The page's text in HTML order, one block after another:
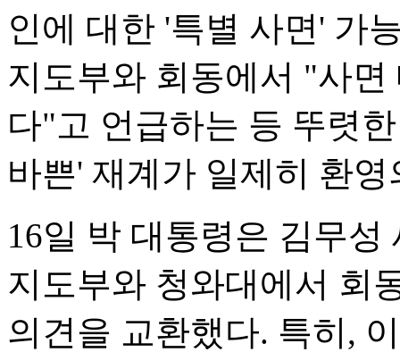
인에 대한 '특별 사면' 가
지도부와 회동에서 "사
다"고 언급하는 등 뚜렷
바쁜' 재계가 일제히 환
16일 박 대통령은 김무
지도부와 청와대에서 회
의견을 교환했다. 특히,